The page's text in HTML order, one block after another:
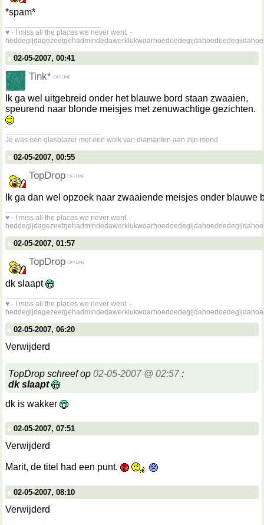
*spam*
♥ - I miss all the places we never went. -
02-05-2007, 00:41
Tink*
Ik ga wel uitgebreid onder het blauwe bord staan zwaaien,
speurend naar blonde meisjes met zenuwachtige gezichten.
Je was een glasblazer met een wolk van diamanten aan zijn mond
02-05-2007, 00:55
TopDrop
Ik ga dan wel opzoek naar zwaaiende meisjes onder blauwe
♥ - I miss all the places we never went. -
02-05-2007, 01:57
TopDrop
dk slaapt
♥ - I miss all the places we never went. -
02-05-2007, 06:20
Verwijderd
TopDrop schreef op 02-05-2007 @ 02:57:
dk slaapt
dk is wakker
02-05-2007, 07:51
Verwijderd
Marit, de titel had een punt.
02-05-2007, 08:10
Verwijderd